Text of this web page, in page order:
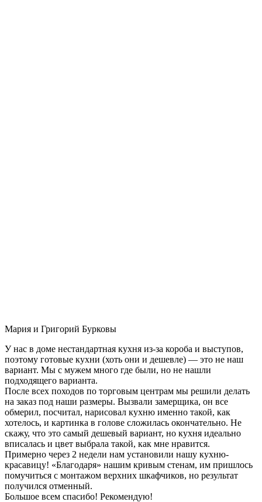
Мария и Григорий Бурковы
У нас в доме нестандартная кухня из-за короба и выступов,
поэтому готовые кухни (хоть они и дешевле) — это не наш
вариант. Мы с мужем много где были, но не нашли
подходящего варианта.
После всех походов по торговым центрам мы решили делать
на заказ под наши размеры. Вызвали замерщика, он все
обмерил, посчитал, нарисовал кухню именно такой, как
хотелось, и картинка в голове сложилась окончательно. Не
скажу, что это самый дешевый вариант, но кухня идеально
вписалась и цвет выбрала такой, как мне нравится.
Примерно через 2 недели нам установили нашу кухню-
красавицу! «Благодаря» нашим кривым стенам, им пришлось
помучиться с монтажом верхних шкафчиков, но результат
получился отменный.
Большое всем спасибо! Рекомендую!